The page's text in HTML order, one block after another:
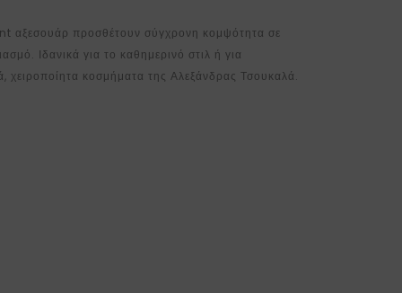
αξεσουάρ προσθέτουν σύγχρονη κομψότητα σε
Ιδανικά για το καθημερινό στιλ ή για
χειροποίητα κοσμήματα της Αλεξάνδρας Τσουκαλά.